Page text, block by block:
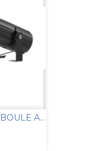
A...